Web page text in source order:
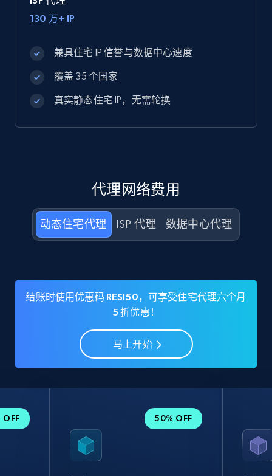
130 万+ IP
兼具住宅 IP 信誉与数据中心速度
覆盖 35 个国家
真实静态住宅 IP，无需轮换
代理网络费用
动态住宅代理 ISP 代理 数据中心代理
结账时使用优惠码 RESI50，可享受住宅代理六个月
5 折优惠！
马上开始
OFF 50% OFF